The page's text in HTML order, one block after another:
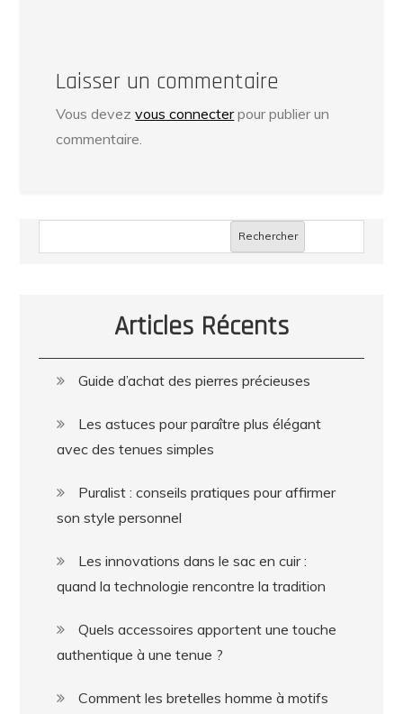
Laisser un commentaire
Vous devezvous connecterpour publier un
commentaire.
Rechercher
Articles Récents
Guide d’achat des pierres précieuses
Les astuces pour paraître plus élégant
avec des tenues simples
Puralist : conseils pratiques pour affirmer
son style personnel
Les innovations dans le sac en cuir :
quand la technologie rencontre la tradition
Quels accessoires apportent une touche
authentique à une tenue ?
Comment les bretelles homme à motifs